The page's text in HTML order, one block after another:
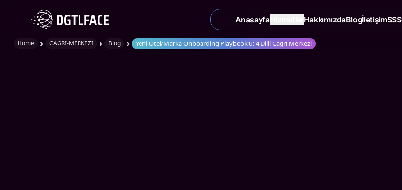
AnasayfaHizmetler HakkımızdaBlogİletişimSSS
Home › CAGRI-MERKEZI › Blog › Yeni Otel/Marka Onboarding Playbook’u: 4 Dilli Çağrı Merkezi